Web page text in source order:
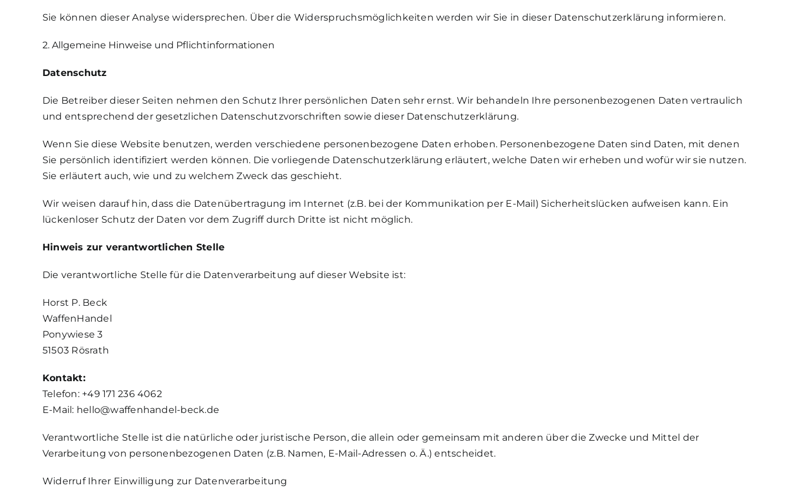
Sie können dieser Analyse widersprechen. Über die Widerspruchsmöglichkeiten werden wir Sie in dieser Datenschutzerklärung informieren.
2. Allgemeine Hinweise und Pflichtinformationen
Datenschutz
Die Betreiber dieser Seiten nehmen den Schutz Ihrer persönlichen Daten sehr ernst. Wir behandeln Ihre personenbezogenen Daten vertraulich
und entsprechend der gesetzlichen Datenschutzvorschriften sowie dieser Datenschutzerklärung.
Wenn Sie diese Website benutzen, werden verschiedene personenbezogene Daten erhoben. Personenbezogene Daten sind Daten, mit denen
Sie persönlich identifiziert werden können. Die vorliegende Datenschutzerklärung erläutert, welche Daten wir erheben und wofür wir sie nutzen.
Sie erläutert auch, wie und zu welchem Zweck das geschieht.
Wir weisen darauf hin, dass die Datenübertragung im Internet (z.B. bei der Kommunikation per E-Mail) Sicherheitslücken aufweisen kann. Ein
lückenloser Schutz der Daten vor dem Zugriff durch Dritte ist nicht möglich.
Hinweis zur verantwortlichen Stelle
Die verantwortliche Stelle für die Datenverarbeitung auf dieser Website ist:
Horst P. Beck
WaffenHandel
Ponywiese 3
51503 Rösrath
Kontakt:
Telefon: +49 171 236 4062
E-Mail: hello@waffenhandel-beck.de
Verantwortliche Stelle ist die natürliche oder juristische Person, die allein oder gemeinsam mit anderen über die Zwecke und Mittel der
Verarbeitung von personenbezogenen Daten (z.B. Namen, E-Mail-Adressen o. Ä.) entscheidet.
Widerruf Ihrer Einwilligung zur Datenverarbeitung